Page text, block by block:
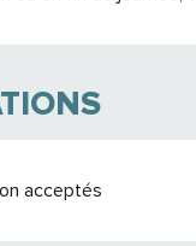
acceptés